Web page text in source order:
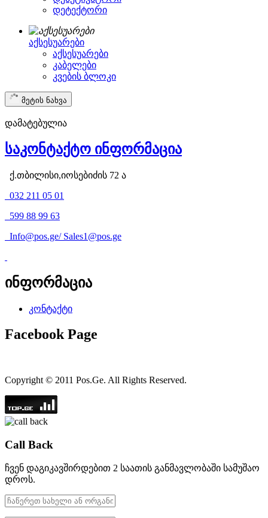
დეტექტორი
აქსესუარები
აქსესუარები
კაბელები
კვების ბლოკი
მეტის ნახვა
დამატებულია
საკონტაქტო ინფორმაცია
ქ.თბილისი,იოსებიძის 72 ა
032 211 05 01
599 88 99 63
Info@pos.ge/ Sales1@pos.ge
ინფორმაცია
კონტაქტი
Facebook Page
Copyright © 2011 Pos.Ge. All Rights Reserved.
Call Back
ჩვენ დაგიკავშირდებით 2 საათის განმავლობაში სამუშაო
დროს.